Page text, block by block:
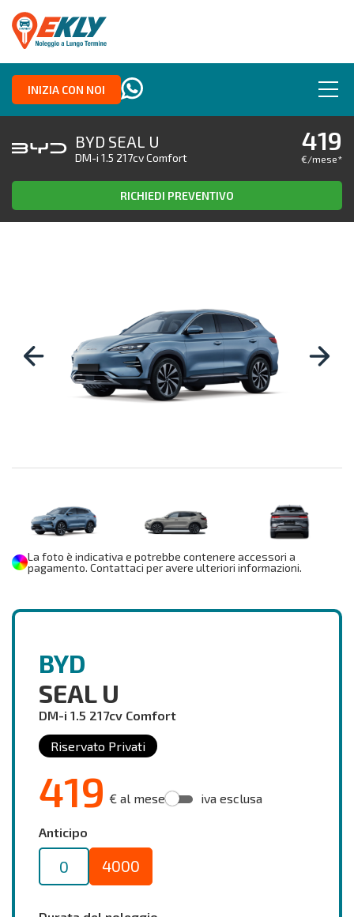
INIZIA CON NOI
BYD SEAL U
DM-i 1.5 217cv Comfort
419
€/mese*
RICHIEDI PREVENTIVO
La foto è indicativa e potrebbe contenere accessori a
pagamento. Contattaci per avere ulteriori informazioni.
BYD
SEAL U
DM-i 1.5 217cv Comfort
Riservato Privati
419 € al mese iva esclusa
Anticipo
0 4000